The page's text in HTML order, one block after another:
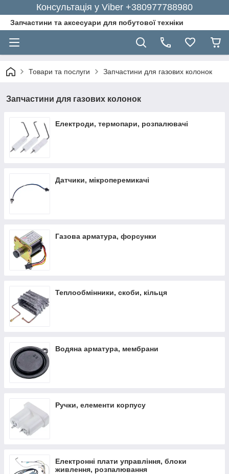
Консультація у Viber +380977788980
Запчастини та аксесуари для побутової техніки
Товари та послуги Запчастини для газових колонок
Запчастини для газових колонок
Електроди, термопари, розпалювачі
Датчики, мікроперемикачі
Газова арматура, форсунки
Теплообмінники, скоби, кільця
Водяна арматура, мембрани
Ручки, елементи корпусу
Електронні плати управління, блоки
живлення, розпалювання